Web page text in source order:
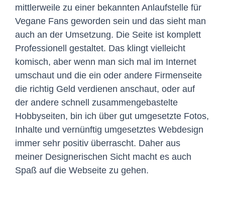
mittlerweile zu einer bekannten Anlaufstelle für
Vegane Fans geworden sein und das sieht man
auch an der Umsetzung. Die Seite ist komplett
Professionell gestaltet. Das klingt vielleicht
komisch, aber wenn man sich mal im Internet
umschaut und die ein oder andere Firmenseite
die richtig Geld verdienen anschaut, oder auf
der andere schnell zusammengebastelte
Hobbyseiten, bin ich über gut umgesetzte Fotos,
Inhalte und vernünftig umgesetztes Webdesign
immer sehr positiv überrascht. Daher aus
meiner Designerischen Sicht macht es auch
Spaß auf die Webseite zu gehen.